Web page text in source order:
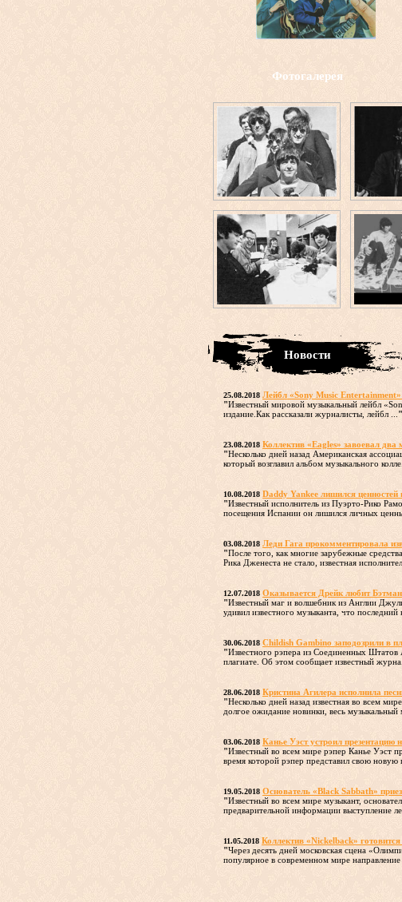
Фотогалерея
Новости
25.08.2018 Лейбл «Sony Music
"Известный мировой музыкальный лейбл
издание.Как рассказали журналисты, лейбл ... "
23.08.2018 Коллектив «Eagles» завоевал два
"Несколько дней назад Американская
который возглавил альбом музыкального
10.08.2018 Daddy Yankee лишился ценностей
"Известный исполнитель из Пуэрто-Рико
посещения Испании он лишился личных
03.08.2018 Леди Гага прокомментировала
"После того, как многие зарубежные
Рика Дженеста не стало, известная
12.07.2018 Оказывается Дрейк любит
"Известный маг и волшебник из Англии
удивил известного музыканта, что последний
30.06.2018 Childish Gambino заподозрили в
"Известного рэпера из Соединенных
плагиате. Об этом сообщает известный
28.06.2018 Кристина Агилера исполнила
"Несколько дней назад известная во всем
долгое ожидание новинки, весь музыкальный
03.06.2018 Канье Уэст устроил презентацию
"Известный во всем мире рэпер Канье Уэст
время которой рэпер представил свою новую
19.05.2018 Основатель «Black Sabbath»
"Известный во всем мире музыкант,
предварительной информации выступление
11.05.2018 Коллектив «Nickelback»
"Через десять дней московская сцена
популярное в современном мире направление